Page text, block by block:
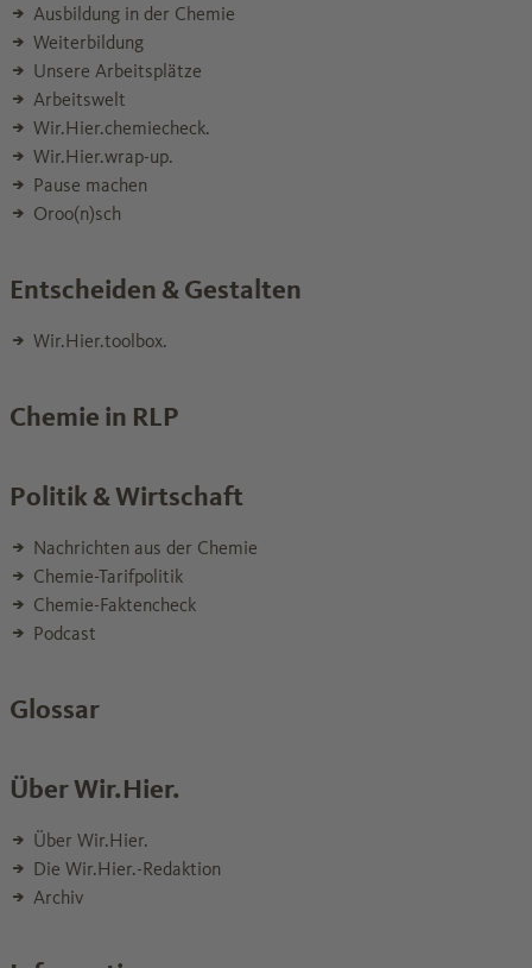
Ausbildung in der Chemie
Weiterbildung
Unsere Arbeitsplätze
Arbeitswelt
Wir.Hier.chemiecheck.
Wir.Hier.wrap-up.
Pause machen
Oroo(n)sch
Entscheiden & Gestalten
Wir.Hier.toolbox.
Chemie in RLP
Politik & Wirtschaft
Nachrichten aus der Chemie
Chemie-Tarifpolitik
Chemie-Faktencheck
Podcast
Glossar
Über Wir.Hier.
Über Wir.Hier.
Die Wir.Hier.-Redaktion
Archiv